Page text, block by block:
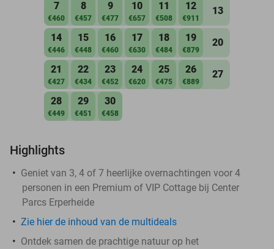
7
€460
8
€457
9
€477
10
€657
11
€508
12
€911
13
14
€446
15
€448
16
€460
17
€630
18
€484
19
€879
20
21
€427
22
€434
23
€452
24
€620
25
€475
26
€889
27
28
€449
29
€451
30
€458
Highlights
Geniet van 3, 4 of 7 heerlijke overnachtingen voor 4
personen in een Premium of VIP Cottage bij Center
Parcs Erperheide
Zie hier de inhoud van de multideals
Ontdek samen de prachtige natuur op het